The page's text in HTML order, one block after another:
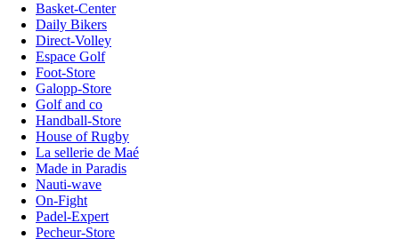
Basket-Center
Daily Bikers
Direct-Volley
Espace Golf
Foot-Store
Galopp-Store
Golf and co
Handball-Store
House of Rugby
La sellerie de Maé
Made in Paradis
Nauti-wave
On-Fight
Padel-Expert
Pecheur-Store